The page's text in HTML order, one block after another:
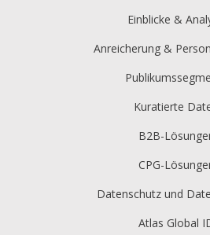
Einblicke &
Anreicherung &
Kuratierte
B2B-
CPG-
Datenschutz und
Atlas Global